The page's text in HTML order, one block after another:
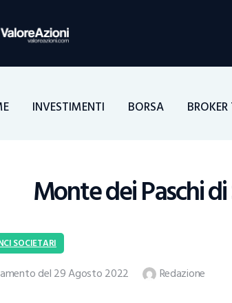
INVESTIMENTI BORSA
Monte dei Paschi
Borsa
SOCIETARI
del 29 Agosto 2022 Redazione